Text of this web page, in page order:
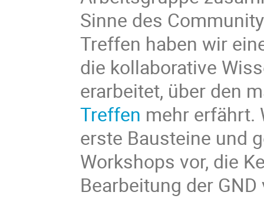
Sinne des
Treffen haben wir
die kollaborative
erarbeitet, über den
Treffen mehr erfährt.
erste Bausteine und
Workshops vor, die
Bearbeitung der